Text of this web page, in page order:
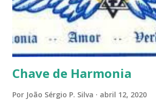
reflexões do que formulações prontas,
parecem contribuir mais para o
afirmações. Quem de nós pode de fato
Chave de Harmonia
Por João Sérgio P. Silva abril 12, 2020